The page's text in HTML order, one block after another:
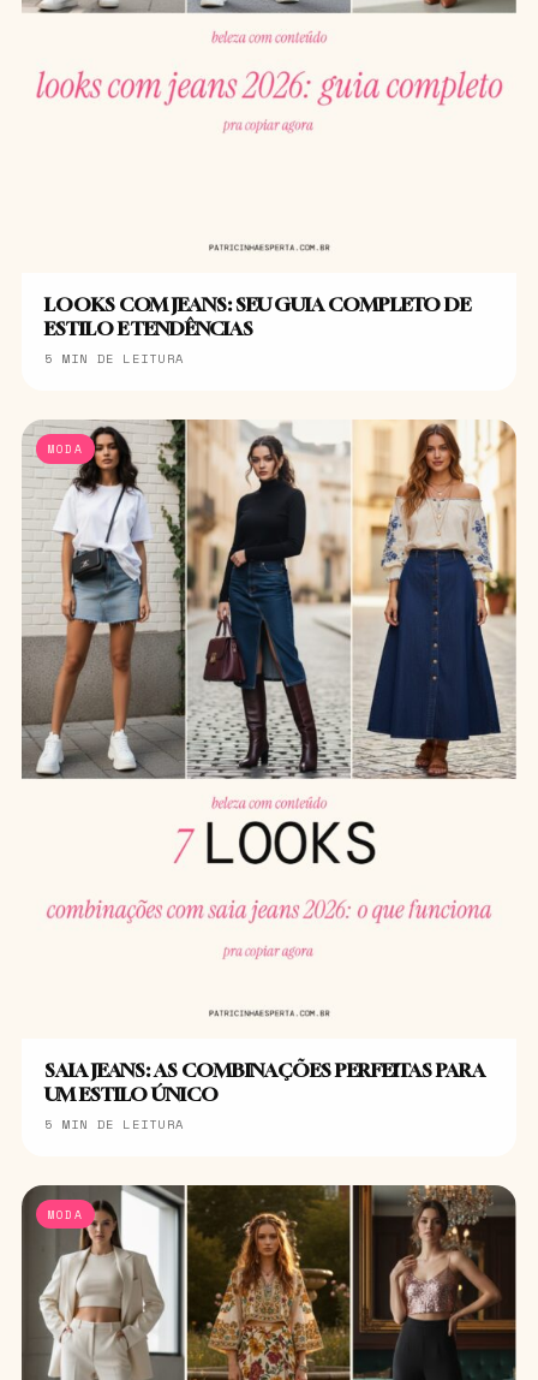
LOOKS COM JEANS: SEU GUIA COMPLETO DE
ESTILO E TENDÊNCIAS
5 MIN DE LEITURA
MODA
SAIA JEANS: AS COMBINAÇÕES PERFEITAS PARA
UM ESTILO ÚNICO
5 MIN DE LEITURA
MODA